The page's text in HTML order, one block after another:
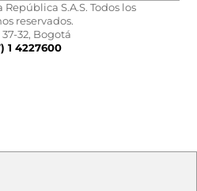
S.A.S. Todos los
reservados.
37-32, Bogotá
1 4227600